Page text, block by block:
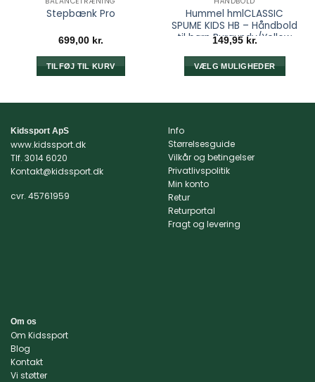
Stepbænk Pro
699,00 kr.
TILFØJ TIL KURV
Hummel hmlCLASSIC
SPUME KIDS HB – Håndbold
til børn Burgundy/Yellow
149,95 kr.
VÆLG MULIGHEDER
varianter.
Mulighederne
Kidssport ApS
www.kidssport.dk
Tlf. 3014 6020
Kontakt@kidssport.dk
cvr. 45761959
Info
Størrelsesguide
Vilkår og betingelser
Privatlivspolitik
Min konto
Retur
Returportal
Fragt og levering
Om os
Om Kidssport
Blog
Kontakt
Vi støtter